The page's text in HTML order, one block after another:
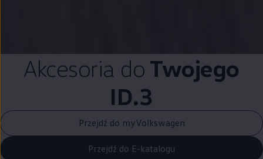
Akcesoria do Twojego
ID.3
Przejdź do myVolkswagen
Przejdź do E-katalogu